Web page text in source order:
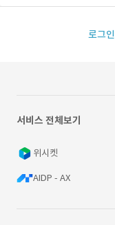
로그인
서비스 전체보기
위시켓
AIDP - AX